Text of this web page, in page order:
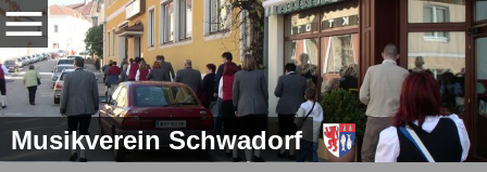
Musikverein Schwadorf